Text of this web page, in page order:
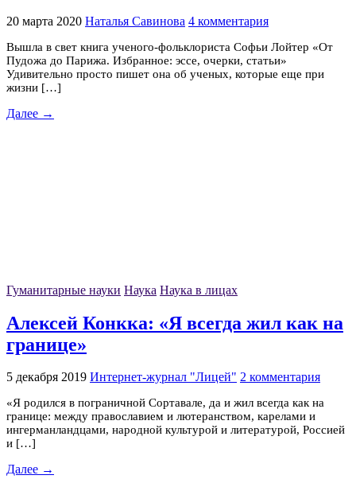
20 марта 2020 Наталья Савинова 4 комментария
Вышла в свет книга ученого-фольклориста Софьи Лойтер «От
Пудожа до Парижа. Избранное: эссе, очерки, статьи»
Удивительно просто пишет она об ученых, которые еще при
жизни […]
Далее →
Гуманитарные науки Наука Наука в лицах
Алексей Конкка: «Я всегда жил как на
границе»
5 декабря 2019 Интернет-журнал "Лицей" 2 комментария
«Я родился в пограничной Сортавале, да и жил всегда как на
границе: между православием и лютеранством, карелами и
ингерманландцами, народной культурой и литературой, Россией
и […]
Далее →